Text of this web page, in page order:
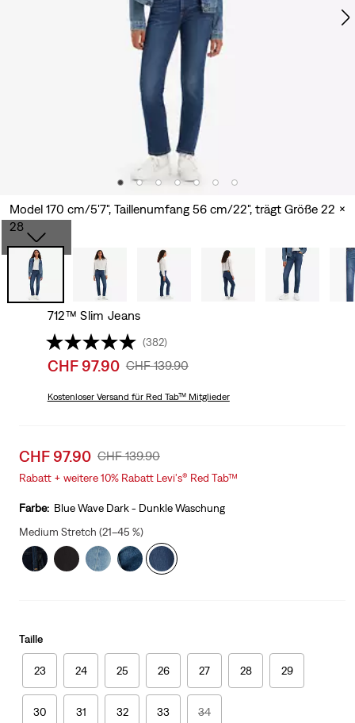
Model 170 cm/5'7", Taillenumfang 56 cm/22", trägt Größe 22 x
28
712™ Slim Jeans
(382)
Sale
is
CHF 97.90 Original
Was
CHF 139.90
Kostenloser Versand für Red Tab™ Mitglieder
Sale
price
CHF 97.90 Original
Price
CHF 139.90
Rabatt + weitere 10% Rabatt Levi's® Red Tab™
Farbe: Blue Wave Dark - Dunkle Waschung
Medium Stretch (21–45 %)
Taille
23 24 25 26 27 28 29
30 31 32 33 34